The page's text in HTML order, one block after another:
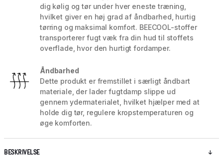
dig kølig og tør under hver eneste træning,
hvilket giver en høj grad af åndbarhed, hurtig
tørring og maksimal komfort. BEECOOL-stoffer
transporterer fugt væk fra din hud til stoffets
overflade, hvor den hurtigt fordamper.
Åndbarhed
Dette produkt er fremstillet i særligt åndbart
materiale, der lader fugtdamp slippe ud
gennem ydermaterialet, hvilket hjælper med at
holde dig tør, regulere kropstemperaturen og
øge komforten.
BESKRIVELSE